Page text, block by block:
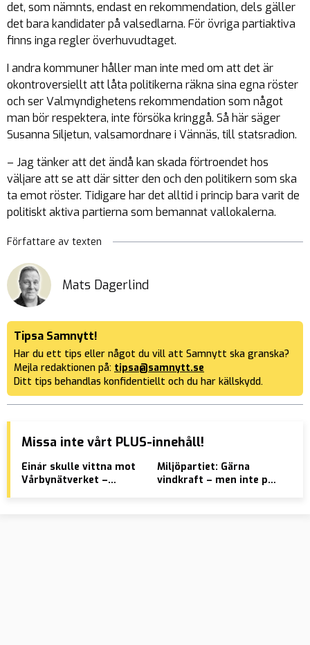
det, som nämnts, endast en rekommendation, dels gäller
det bara kandidater på valsedlarna. För övriga partiaktiva
finns inga regler överhuvudtaget.
I andra kommuner håller man inte med om att det är
okontroversiellt att låta politikerna räkna sina egna röster
och ser Valmyndighetens rekommendation som något
man bör respektera, inte försöka kringgå. Så här säger
Susanna Siljetun, valsamordnare i Vännäs, till statsradion.
– Jag tänker att det ändå kan skada förtroendet hos
väljare att se att där sitter den och den politikern som ska
ta emot röster. Tidigare har det alltid i princip bara varit de
politiskt aktiva partierna som bemannat vallokalerna.
Författare av texten
Mats Dagerlind
Tipsa Samnytt!
Har du ett tips eller något du vill att Samnytt ska granska?
Mejla redaktionen på: tipsa@samnytt.se
Ditt tips behandlas konfidentiellt och du har källskydd.
Missa inte vårt PLUS-innehåll!
Einár skulle vittna mot
Vårbynätverket –
Miljöpartiet: Gärna
vindkraft – men inte på